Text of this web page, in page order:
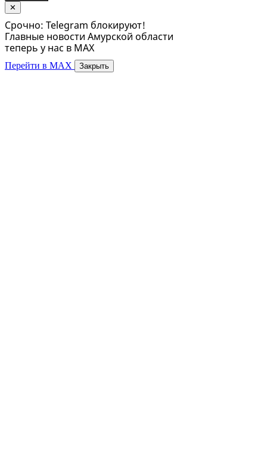
✕
Срочно: Telegram блокируют!
Главные новости Амурской области
теперь у нас в MAX
Перейти в MAX Закрыть